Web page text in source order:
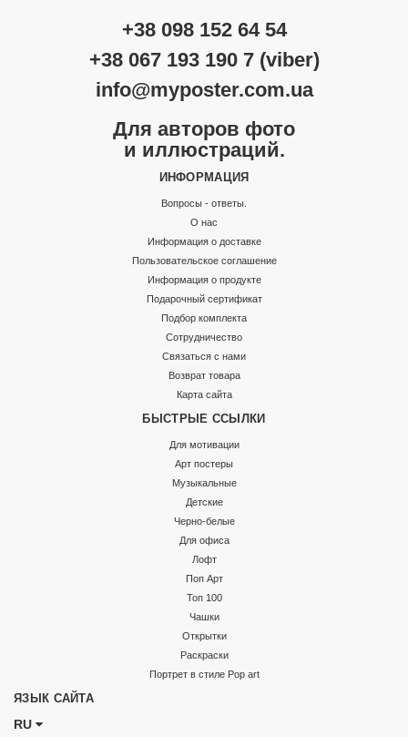
+38 098 152 64 54
+38 067 193 190 7 (viber)
info@myposter.com.ua
Для авторов фото
и иллюстраций.
ИНФОРМАЦИЯ
Вопросы - ответы.
О нас
Информация о доставке
Пользовательское соглашение
Информация о продукте
Подарочный сертификат
Подбор комплекта
Сотрудничество
Связаться с нами
Возврат товара
Карта сайта
БЫСТРЫЕ ССЫЛКИ
Для мотивации
Арт постеры
Музыкальные
Детские
Черно-белые
Для офиса
Лофт
Поп Арт
Топ 100
Чашки
Открытки
Раскраски
Портрет в стиле Pop art
ЯЗЫК САЙТА
RU